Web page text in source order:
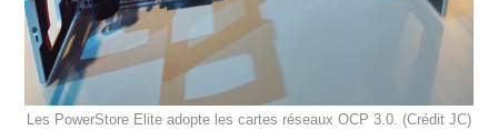
Les PowerStore Elite adopte les cartes réseaux OCP 3.0. (Crédit JC)